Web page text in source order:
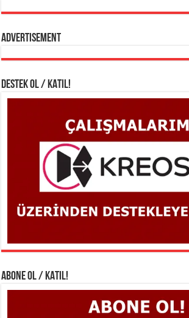
Advertisement
DESTEK OL / KATIL!
ABONE OL / KATIL!